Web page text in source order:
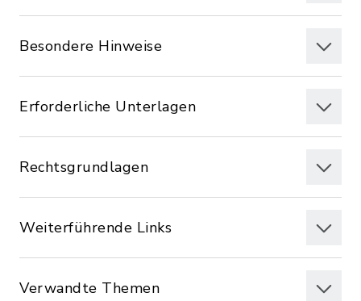
Besondere Hinweise
Erforderliche Unterlagen
Rechtsgrundlagen
Weiterführende Links
Verwandte Themen